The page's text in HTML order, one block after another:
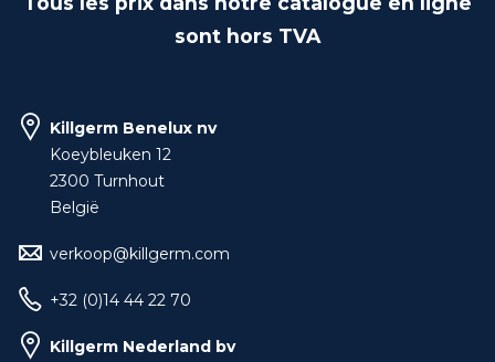
sont hors TVA
Killgerm Benelux nv
Koeybleuken 12
2300 Turnhout
België
verkoop@killgerm.com
+32 (0)14 44 22 70
Killgerm Nederland bv